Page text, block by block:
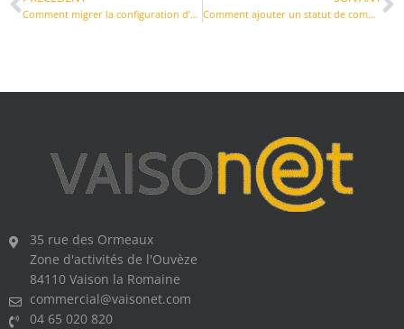
Comment migrer la configuration d’un CMS ? Comment ajouter un statut de commande dans WooCommerce ?
35 rue des Ormeaux
Zone d'activités de l'Ouvèze
84110 Vaison la Romaine
commercial@vaisonet.com
04 65 020 820